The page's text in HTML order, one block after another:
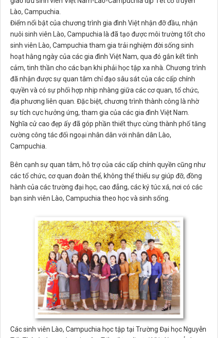
Lào, Campuchia.
Điểm nổi bật của chương trình gia đình Việt nhận đỡ đầu, nhận
nuôi sinh viên Lào, Campuchia là đã tạo được môi trường tốt cho
sinh viên Lào, Campuchia tham gia trải nghiệm đời sống sinh
hoạt hằng ngày của các gia đình Việt Nam, qua đó gắn kết tình
cảm, tinh thần cho các bạn khi phải học tập xa nhà. Chương trình
đã nhận được sự quan tâm chỉ đạo sâu sát của các cấp chính
quyền và có sự phối hợp nhịp nhàng giữa các cơ quan, tổ chức,
địa phương liên quan. Đặc biệt, chương trình thành công là nhờ
sự tích cực hưởng ứng, tham gia của các gia đình Việt Nam.
Nghĩa cử cao đẹp ấy đã góp phần thiết thực cùng thành phố tăng
cường công tác đối ngoại nhân dân với nhân dân Lào,
Campuchia.
Bên cạnh sự quan tâm, hỗ trợ của các cấp chính quyền cũng như
các tổ chức, cơ quan đoàn thể, không thể thiếu sự giúp đỡ, đồng
hành của các trường đại học, cao đẳng, các ký túc xá, nơi có các
bạn sinh viên Lào, Campuchia theo học và sinh sống.
Các sinh viên Lào, Campuchia học tập tại Trường Đại học Nguyễn